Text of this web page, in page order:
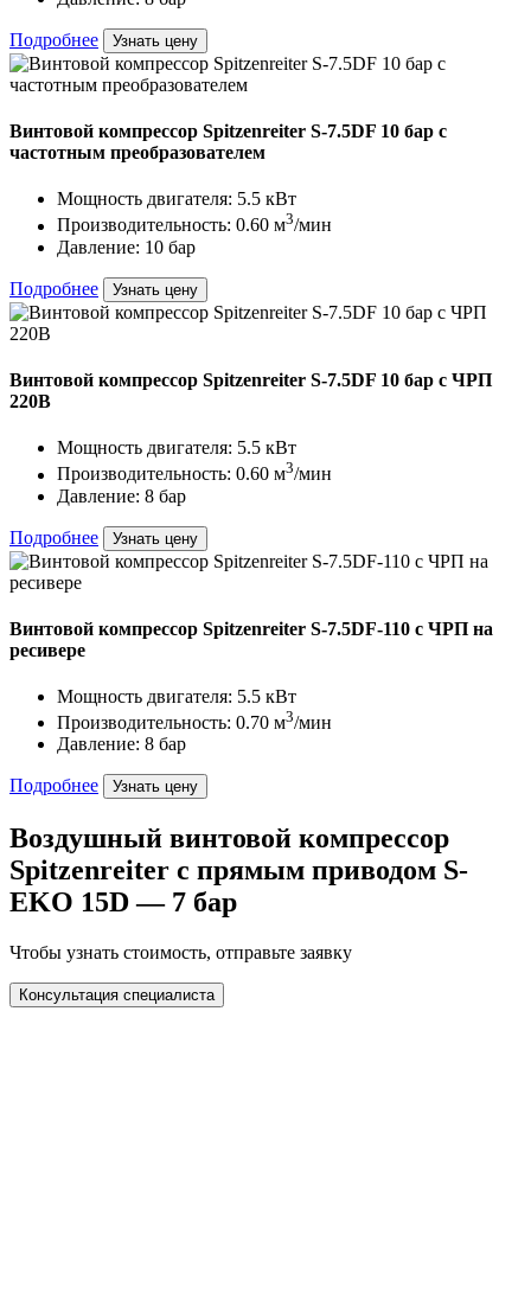
Подробнее Узнать цену
Винтовой компрессор Spitzenreiter S-7.5DF 10 бар с
частотным преобразователем
Мощность двигателя: 5.5 кВт
Производительность: 0.60 м3/мин
Давление: 10 бар
Подробнее Узнать цену
Винтовой компрессор Spitzenreiter S-7.5DF 10 бар с ЧРП
220В
Мощность двигателя: 5.5 кВт
Производительность: 0.60 м3/мин
Давление: 8 бар
Подробнее Узнать цену
Винтовой компрессор Spitzenreiter S-7.5DF-110 с ЧРП на
ресивере
Мощность двигателя: 5.5 кВт
Производительность: 0.70 м3/мин
Давление: 8 бар
Подробнее Узнать цену
Воздушный винтовой компрессор
Spitzenreiter с прямым приводом S-
EKO 15D — 7 бар
Чтобы узнать стоимость, отправьте заявку
Консультация специалиста